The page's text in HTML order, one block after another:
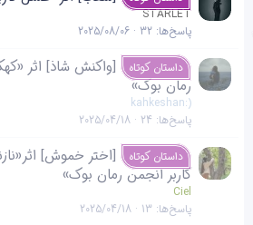
STARLET
پاسخ‌ها 32
2025/08/06
داستان کوتاه
[واکنش شاذ] اثر
رمان بوک»
kahkeshan:)
پاسخ‌ها 24
2025/04/18
داستان کوتاه
[اختر خموش]
کاربر انجمن رمان بوک»
Ciel
پاسخ‌ها 13
2025/04/18